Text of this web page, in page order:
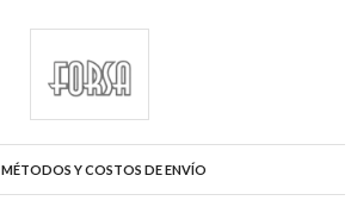
MÉTODOS Y COSTOS DE ENVÍO